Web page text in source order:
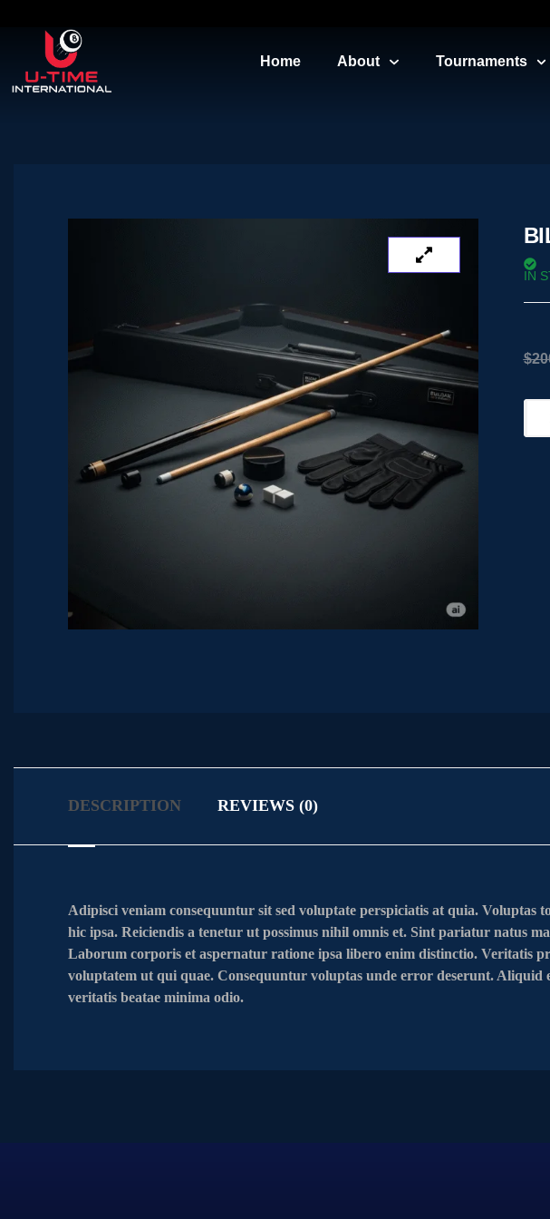
Home About Tournaments
IN
$
DESCRIPTION REVIEWS (0)
Adipisci veniam consequuntur sit sed voluptate perspiciatis at quia. Voluptas
hic ipsa. Reiciendis a tenetur ut possimus nihil omnis et. Sint pariatur natus
Laborum corporis et aspernatur ratione ipsa libero enim distinctio. Veritatis
voluptatem ut qui quae. Consequuntur voluptas unde error deserunt. Aliquid
veritatis beatae minima odio.